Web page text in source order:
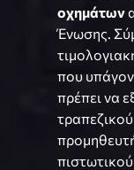
οχημάτων
Ένωσης.
που
πρέπει να